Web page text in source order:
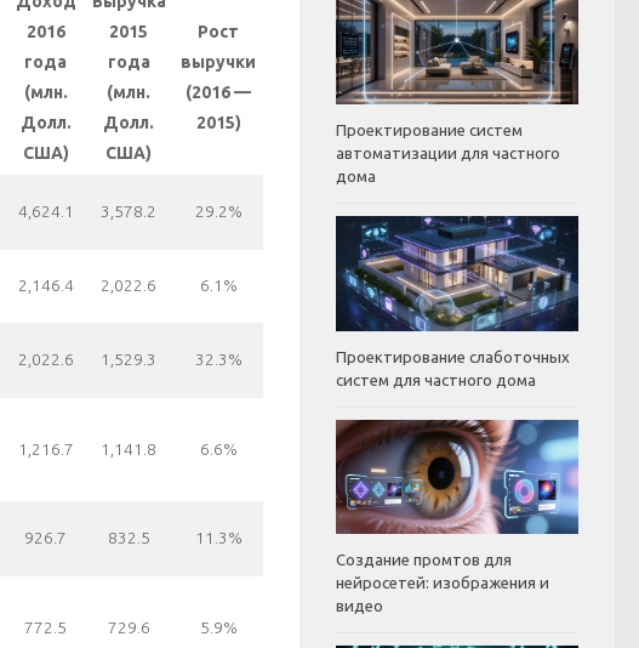
2016
года
(млн.
Долл.
США)
2015
года
(млн.
Долл.
США)
Рост
выручки
(2016 —
2015)
4,624.1 3,578.2 29.2%
2,146.4 2,022.6 6.1%
2,022.6 1,529.3 32.3%
1,216.7 1,141.8 6.6%
926.7 832.5 11.3%
772.5 729.6 5.9%
Проектирование систем
автоматизации для частного
дома
Проектирование слаботочных
систем для частного дома
Создание промтов для
нейросетей: изображения и
видео